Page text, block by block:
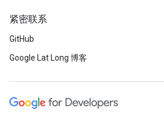
紧密联系
GitHub
Google Lat Long 博客